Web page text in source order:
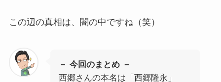
この辺の真相は、闇の中ですね（笑）
－ 今回のまとめ －
西郷さんの本名は「西郷隆永」